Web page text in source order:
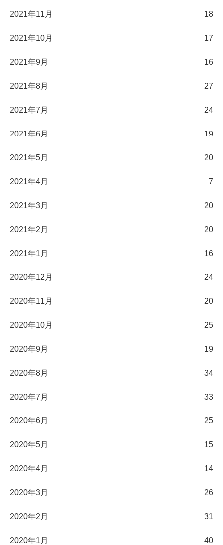
2021年11月 18
2021年10月 17
2021年9月 16
2021年8月 27
2021年7月 24
2021年6月 19
2021年5月 20
2021年4月 7
2021年3月 20
2021年2月 20
2021年1月 16
2020年12月 24
2020年11月 20
2020年10月 25
2020年9月 19
2020年8月 34
2020年7月 33
2020年6月 25
2020年5月 15
2020年4月 14
2020年3月 26
2020年2月 31
2020年1月 40